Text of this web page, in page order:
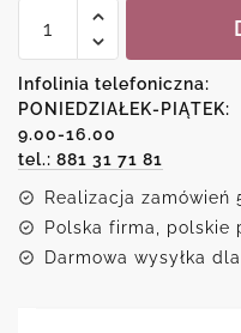
Obraz
przyjaciele
Infolinia telefoniczna:
PONIEDZIAŁEK-PIĄTEK:
9.00-16.00
tel.: 881 31 71 81
Realizacja
Polska firma, polskie
Darmowa wysyłka